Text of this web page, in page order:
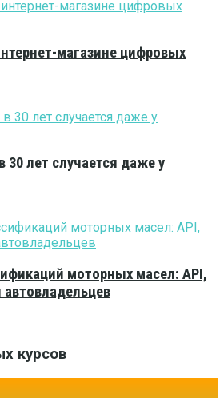
магазине цифровых
30 лет случается даже у
моторных масел: API,
автовладельцев
курсов